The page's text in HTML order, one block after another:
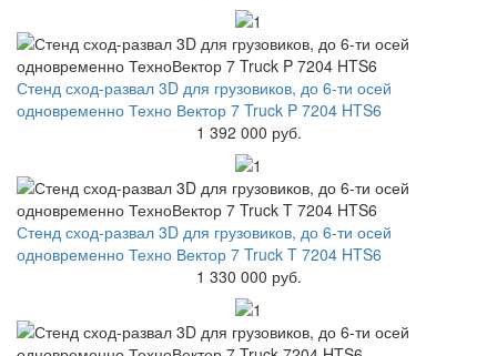
Стенд сход-развал 3D для грузовиков, до 6-ти осей
одновременно Техно Вектор 7 Truck P 7204 HTS6
1 392 000 руб.
Стенд сход-развал 3D для грузовиков, до 6-ти осей
одновременно Техно Вектор 7 Truck T 7204 HTS6
1 330 000 руб.